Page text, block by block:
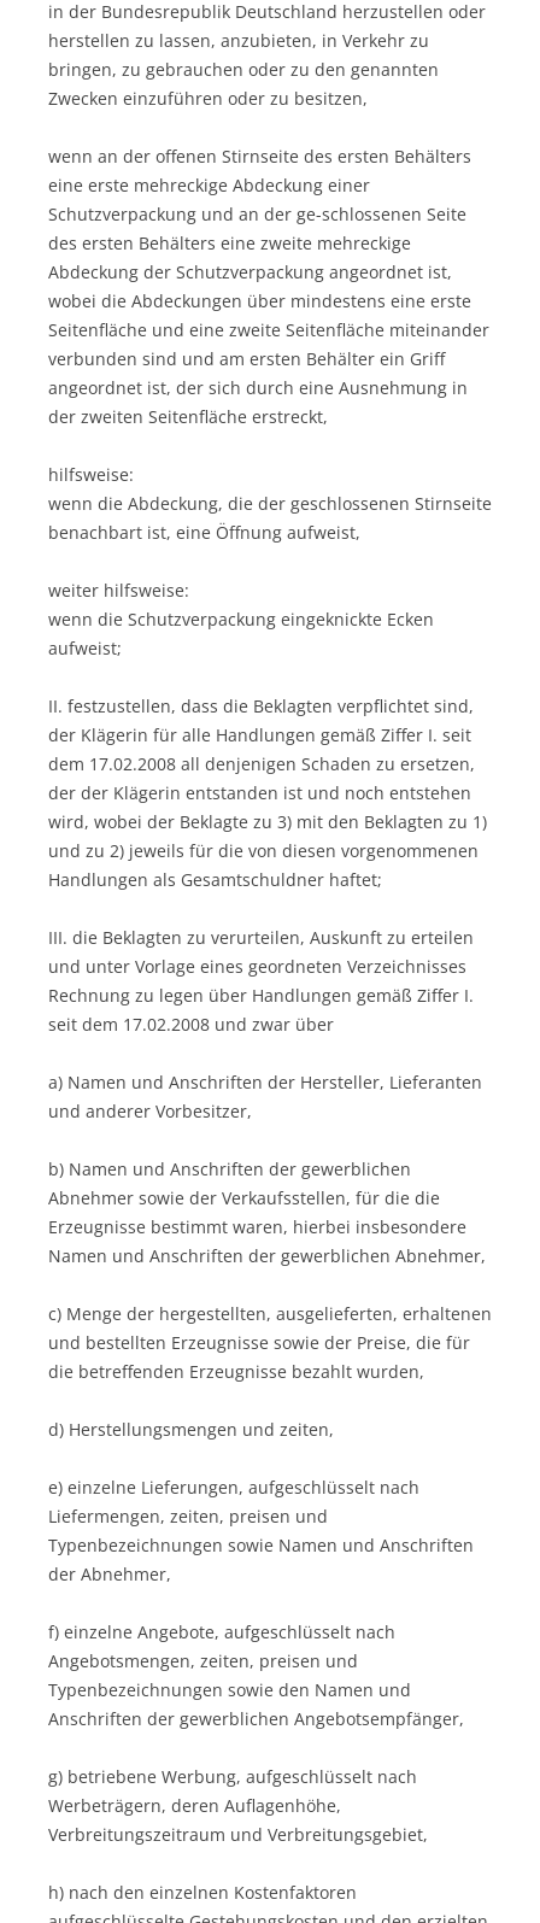
in der Bundesrepublik Deutschland herzustellen oder
herstellen zu lassen, anzubieten, in Verkehr zu
bringen, zu gebrauchen oder zu den genannten
Zwecken einzuführen oder zu besitzen,
wenn an der offenen Stirnseite des ersten Behälters
eine erste mehreckige Abdeckung einer
Schutzverpackung und an der ge-schlossenen Seite
des ersten Behälters eine zweite mehreckige
Abdeckung der Schutzverpackung angeordnet ist,
wobei die Abdeckungen über mindestens eine erste
Seitenfläche und eine zweite Seitenfläche miteinander
verbunden sind und am ersten Behälter ein Griff
angeordnet ist, der sich durch eine Ausnehmung in
der zweiten Seitenfläche erstreckt,
hilfsweise:
wenn die Abdeckung, die der geschlossenen Stirnseite
benachbart ist, eine Öffnung aufweist,
weiter hilfsweise:
wenn die Schutzverpackung eingeknickte Ecken
aufweist;
II. festzustellen, dass die Beklagten verpflichtet sind,
der Klägerin für alle Handlungen gemäß Ziffer I. seit
dem 17.02.2008 all denjenigen Schaden zu ersetzen,
der der Klägerin entstanden ist und noch entstehen
wird, wobei der Beklagte zu 3) mit den Beklagten zu 1)
und zu 2) jeweils für die von diesen vorgenommenen
Handlungen als Gesamtschuldner haftet;
III. die Beklagten zu verurteilen, Auskunft zu erteilen
und unter Vorlage eines geordneten Verzeichnisses
Rechnung zu legen über Handlungen gemäß Ziffer I.
seit dem 17.02.2008 und zwar über
a) Namen und Anschriften der Hersteller, Lieferanten
und anderer Vorbesitzer,
b) Namen und Anschriften der gewerblichen
Abnehmer sowie der Verkaufsstellen, für die die
Erzeugnisse bestimmt waren, hierbei insbesondere
Namen und Anschriften der gewerblichen Abnehmer,
c) Menge der hergestellten, ausgelieferten, erhaltenen
und bestellten Erzeugnisse sowie der Preise, die für
die betreffenden Erzeugnisse bezahlt wurden,
d) Herstellungsmengen und zeiten,
e) einzelne Lieferungen, aufgeschlüsselt nach
Liefermengen, zeiten, preisen und
Typenbezeichnungen sowie Namen und Anschriften
der Abnehmer,
f) einzelne Angebote, aufgeschlüsselt nach
Angebotsmengen, zeiten, preisen und
Typenbezeichnungen sowie den Namen und
Anschriften der gewerblichen Angebotsempfänger,
g) betriebene Werbung, aufgeschlüsselt nach
Werbeträgern, deren Auflagenhöhe,
Verbreitungszeitraum und Verbreitungsgebiet,
h) nach den einzelnen Kostenfaktoren